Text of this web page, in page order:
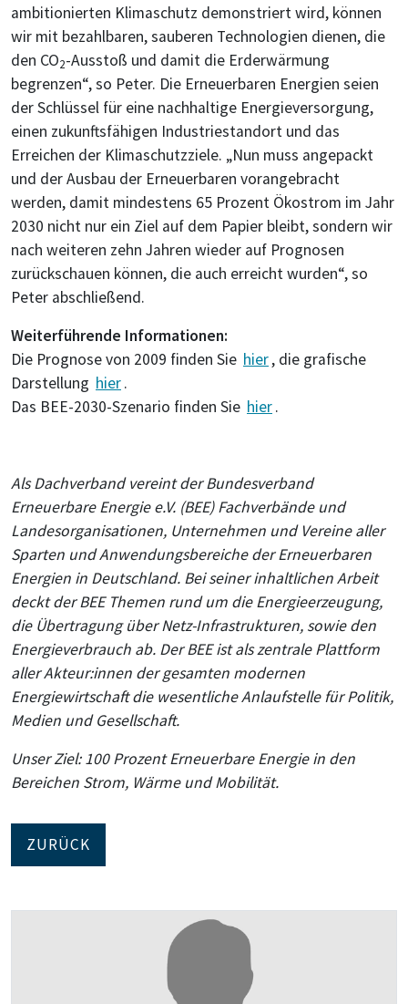
ambitionierten Klimaschutz demonstriert wird, können
wir mit bezahlbaren, sauberen Technologien dienen, die
den CO2-Ausstoß und damit die Erderwärmung
begrenzen“, so Peter. Die Erneuerbaren Energien seien
der Schlüssel für eine nachhaltige Energieversorgung,
einen zukunftsfähigen Industriestandort und das
Erreichen der Klimaschutzziele. „Nun muss angepackt
und der Ausbau der Erneuerbaren vorangebracht
werden, damit mindestens 65 Prozent Ökostrom im Jahr
2030 nicht nur ein Ziel auf dem Papier bleibt, sondern wir
nach weiteren zehn Jahren wieder auf Prognosen
zurückschauen können, die auch erreicht wurden“, so
Peter abschließend.
Weiterführende Informationen:
Die Prognose von 2009 finden Sie hier, die grafische
Darstellung hier.
Das BEE-2030-Szenario finden Sie hier.
Als Dachverband vereint der Bundesverband
Erneuerbare Energie e.V. (BEE) Fachverbände und
Landesorganisationen, Unternehmen und Vereine aller
Sparten und Anwendungsbereiche der Erneuerbaren
Energien in Deutschland. Bei seiner inhaltlichen Arbeit
deckt der BEE Themen rund um die Energieerzeugung,
die Übertragung über Netz-Infrastrukturen, sowie den
Energieverbrauch ab. Der BEE ist als zentrale Plattform
aller Akteur:innen der gesamten modernen
Energiewirtschaft die wesentliche Anlaufstelle für Politik,
Medien und Gesellschaft.
Unser Ziel: 100 Prozent Erneuerbare Energie in den
Bereichen Strom, Wärme und Mobilität.
ZURÜCK